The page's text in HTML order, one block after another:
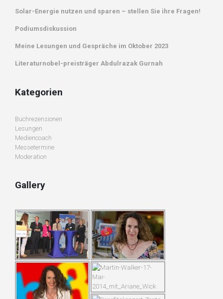
Solar-Energie nutzen und sparen – stellen Sie ihre Fragen!
Podiumsdiskussion
Meine Lesungen und Gespräche im Oktober 2023
Literaturnobel-preisträger Abdulrazak Gurnah
Kategorien
Buchrezensionen
Lesungen
Mediencoach
Messetermine
Moderation
Gallery